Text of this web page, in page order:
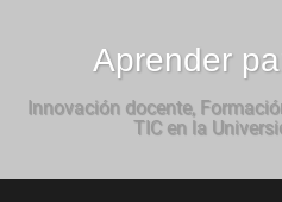
Aprender
Innovación docente,
TIC en la